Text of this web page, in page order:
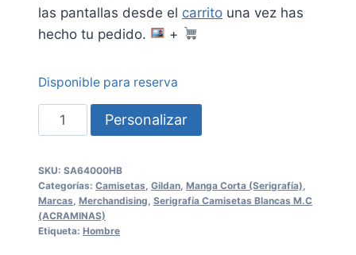
las pantallas desde el carrito una vez has
hecho tu pedido.
+
Disponible para reserva
Serigrafía
sobre
Blancas
SA64000HB
Personalizar
SKU: SA64000HB
Categorías: Camisetas, Gildan, Manga Corta (Serigrafía),
Marcas, Merchandising, Serigrafía Camisetas Blancas M.C
(ACRAMINAS)
Etiqueta: Hombre